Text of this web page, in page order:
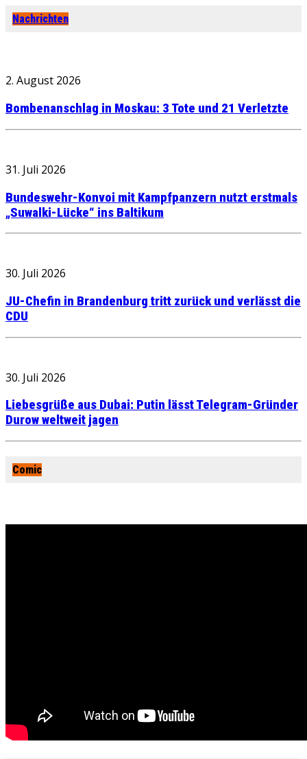
Nachrichten
2. August 2026
Bombenanschlag in Moskau: 3 Tote und 21 Verletzte
31. Juli 2026
Bundeswehr-Konvoi mit Kampfpanzern nutzt erstmals
„Suwalki-Lücke“ ins Baltikum
30. Juli 2026
JU-Chefin in Brandenburg tritt zurück und verlässt die
CDU
30. Juli 2026
Liebesgrüße aus Dubai: Putin lässt Telegram-Gründer
Durow weltweit jagen
Comic